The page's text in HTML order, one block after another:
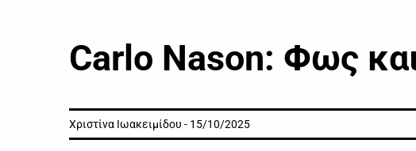
Carlo Nason: Φως
Χριστίνα Ιωακειμίδου - 15/10/2025